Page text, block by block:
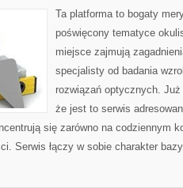
Ta platforma to bogaty
poświęcony tematyce
miejsce zajmują
specjalisty od badania
rozwiązań optycznych.
że jest to serwis
się zarówno na codziennym
Serwis łączy w sobie charakter